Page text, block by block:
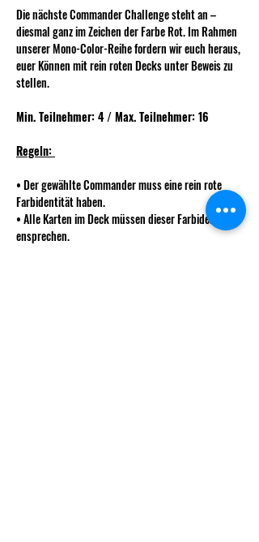
Die nächste Commander Challenge steht an –
diesmal ganz im Zeichen der Farbe Rot. Im Rahmen
unserer Mono-Color-Reihe fordern wir euch heraus,
euer Können mit rein roten Decks unter Beweis zu
stellen.
Min. Teilnehmer: 4 / Max. Teilnehmer: 16
Regeln:
• Der gewählte Commander muss eine rein rote
Farbidentität haben.
• Alle Karten im Deck müssen dieser Farbidentität
ensprechen.